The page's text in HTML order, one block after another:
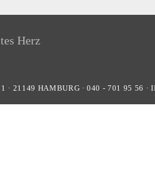
· 21149 HAMBURG ·040 - 701 95 56 ·